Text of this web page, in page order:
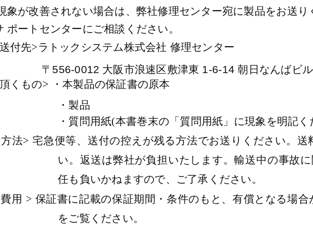
象が改善されない場合は、弊社修理センター宛に製品をお送り
ポートセンターにご相談ください。
付先>ラトックシステム株式会社 修理センター
〒 556-0012 大阪市浪速区敷津東 1-6-14 朝日なんばビル
くもの>
・本製品の保証書の原本
・製品
・質問用紙(本書巻末の「質問用紙」に現象を明記く
法>宅急便等、送付の控えが残る方法でお送りください。送
い。返送は弊社が負担いたします。輸送中の事故
任も負いかねますので、ご了承ください。
用 > 保証書に記載の保証期間・条件のもと、有償となる場
をご覧ください。